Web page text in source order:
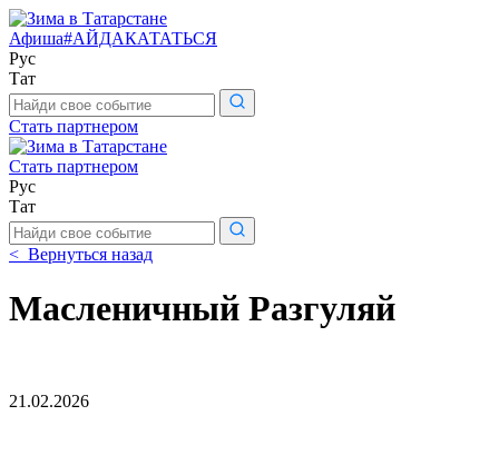
Афиша#АЙДАКАТАТЬСЯ
Рус
Тат
Поиск
по
сайту
Стать партнером
Стать партнером
Рус
Тат
Поиск
по
сайту
< Вернуться назад
Масленичный Разгуляй
21.02.2026